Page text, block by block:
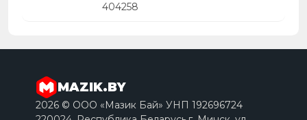
404258
MAZIK.BY
2026 © ООО «Мазик Бай» УНП 192696724